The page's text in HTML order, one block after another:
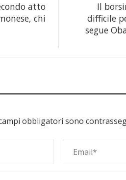
atto
chi
Il
difficile
segue
obbligatori sono